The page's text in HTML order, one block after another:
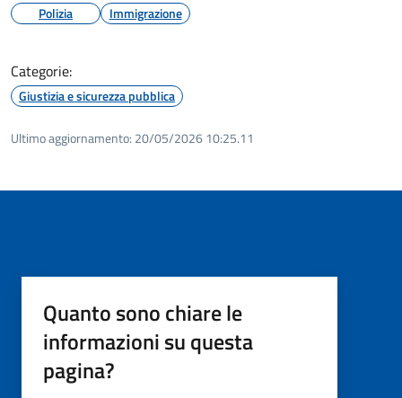
Polizia Immigrazione
Categorie:
Giustizia e sicurezza pubblica
Ultimo aggiornamento: 20/05/2026 10:25.11
Quanto sono chiare le
informazioni su questa
pagina?